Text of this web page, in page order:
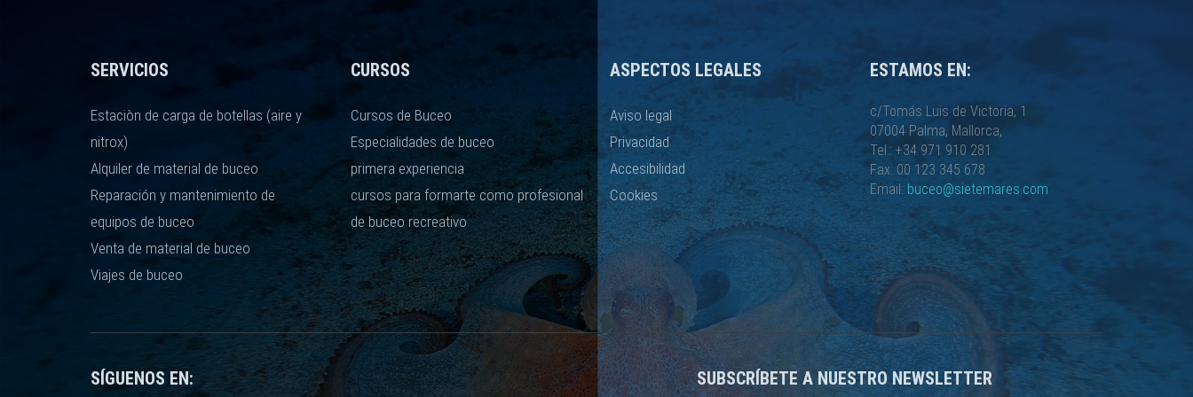
SERVICIOS
Estaciòn de carga de botellas (aire y
nitrox)
Alquiler de material de buceo
Reparación y mantenimiento de
equipos de buceo
Venta de material de buceo
Viajes de buceo
CURSOS
Cursos de Buceo
Especialidades de buceo
primera experiencia
cursos para formarte como profesional
de buceo recreativo
ASPECTOS LEGALES
Aviso legal
Privacidad
Accesibilidad
Cookies
ESTAMOS EN:
c/Tomás Luis de Victoria, 1
07004 Palma, Mallorca,
Tel.: +34 971 910 281
Fax: 00 123 345 678
Email: buceo@sietemares.com
SÍGUENOS EN: SUBSCRÍBETE A NUESTRO NEWSLETTER